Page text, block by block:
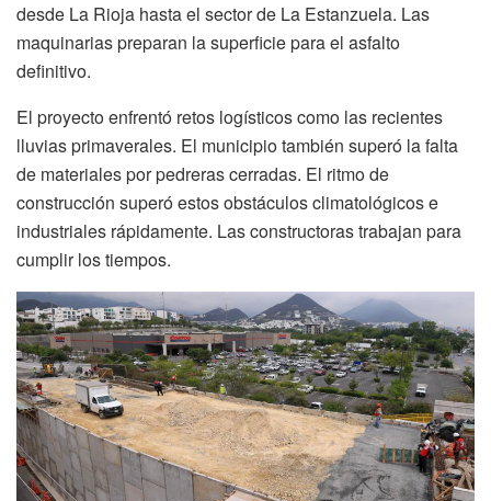
desde La Rioja hasta el sector de La Estanzuela. Las
maquinarias preparan la superficie para el asfalto
definitivo.
El proyecto enfrentó retos logísticos como las recientes
lluvias primaverales. El municipio también superó la falta
de materiales por pedreras cerradas. El ritmo de
construcción superó estos obstáculos climatológicos e
industriales rápidamente. Las constructoras trabajan para
cumplir los tiempos.